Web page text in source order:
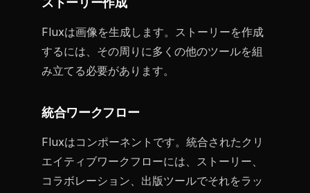
ストーリー作成
Fluxは画像を生成します。ストーリーを作成
するには、その周りに多くの他のツールを組
み立てる必要があります。
統合ワークフロー
Fluxはコンポーネントです。統合されたクリ
エイティブワークフローには、ストーリー、
コラボレーション、出版ツールでそれをラッ